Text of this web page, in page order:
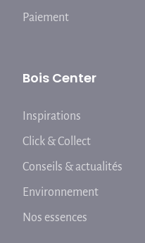
Paiement
Bois Center
Inspirations
Click & Collect
Conseils & actualités
Environnement
Nos essences